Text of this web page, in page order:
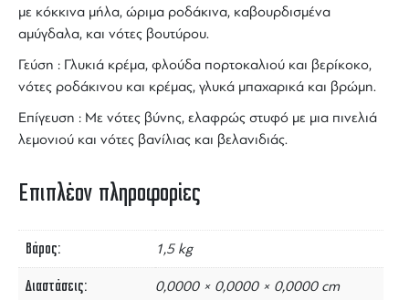
με κόκκινα μήλα, ώριμα ροδάκινα, καβουρδισμένα
αμύγδαλα, και νότες βουτύρου.
Γεύση : Γλυκιά κρέμα, φλούδα πορτοκαλιού και βερίκοκο,
νότες ροδάκινου και κρέμας, γλυκά μπαχαρικά και βρώμη.
Επίγευση : Με νότες βύνης, ελαφρώς στυφό με μια πινελιά
λεμονιού και νότες βανίλιας και βελανιδιάς.
Επιπλέον πληροφορίες
Βάρος 1,5 kg
Διαστάσεις 0,0000 × 0,0000 × 0,0000 cm